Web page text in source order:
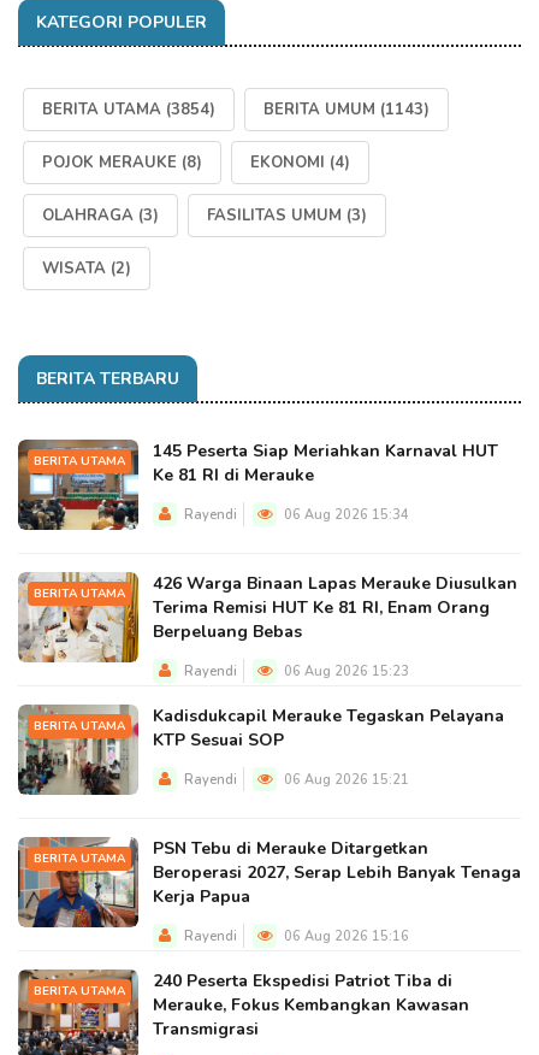
KATEGORI POPULER
BERITA UTAMA (3854) BERITA UMUM (1143)
POJOK MERAUKE (8) EKONOMI (4)
OLAHRAGA (3) FASILITAS UMUM (3)
WISATA (2)
BERITA TERBARU
BERITA UTAMA
145 Peserta Siap Meriahkan Karnaval HUT
Ke 81 RI di Merauke
Rayendi 06 Aug 2026 15:34
BERITA UTAMA
426 Warga Binaan Lapas Merauke Diusulkan
Terima Remisi HUT Ke 81 RI, Enam Orang
Berpeluang Bebas
Rayendi 06 Aug 2026 15:23
BERITA UTAMA
Kadisdukcapil Merauke Tegaskan Pelayana
KTP Sesuai SOP
Rayendi 06 Aug 2026 15:21
BERITA UTAMA
PSN Tebu di Merauke Ditargetkan
Beroperasi 2027, Serap Lebih Banyak Tenaga
Kerja Papua
Rayendi 06 Aug 2026 15:16
BERITA UTAMA
240 Peserta Ekspedisi Patriot Tiba di
Merauke, Fokus Kembangkan Kawasan
Transmigrasi